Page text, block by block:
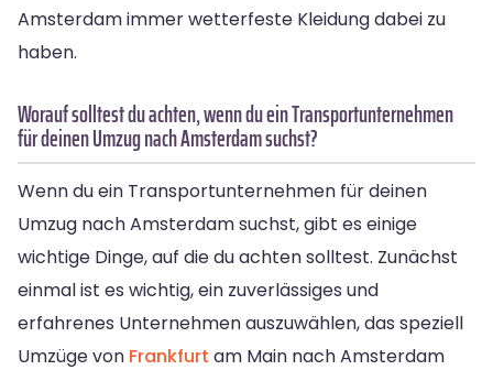
Amsterdam immer wetterfeste Kleidung dabei zu
haben.
Worauf solltest du achten, wenn du ein Transportunternehmen
für deinen Umzug nach Amsterdam suchst?
Wenn du ein Transportunternehmen für deinen
Umzug nach Amsterdam suchst, gibt es einige
wichtige Dinge, auf die du achten solltest. Zunächst
einmal ist es wichtig, ein zuverlässiges und
erfahrenes Unternehmen auszuwählen, das speziell
Umzüge von Frankfurt am Main nach Amsterdam